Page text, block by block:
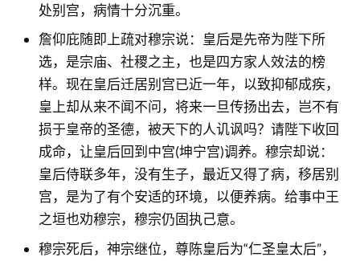
处别宫，病情十分沉重。
詹仰庇随即上疏对穆宗说：皇后是先帝为陛下所
选，是宗庙、社稷之主，也是四方家人效法的榜
样。现在皇后迁居别宫已近一年，以致抑郁成疾，
皇上却从来不闻不问，将来一旦传扬出去，岂不有
损于皇帝的圣德，被天下的人讥讽吗？请陛下收回
成命，让皇后回到中宫(坤宁宫)调养。穆宗却说：
皇后侍联多年，没有生子，最近又得了病，移居别
宫，是为了有个安适的环境，以便养病。给事中王
之垣也劝穆宗，穆宗仍固执己意。
穆宗死后，神宗继位，尊陈皇后为“仁圣皇太后”，